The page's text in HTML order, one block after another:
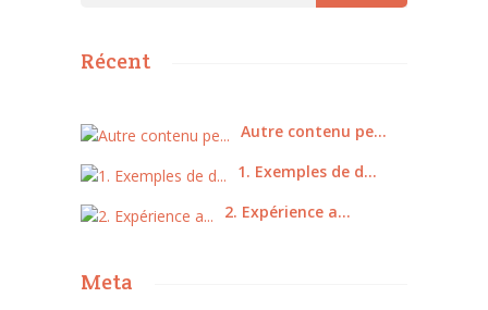
Récent
Autre contenu pe...
1. Exemples de d...
2. Expérience a...
Meta